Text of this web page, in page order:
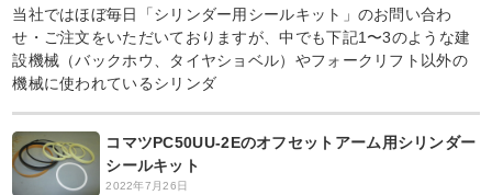
当社ではほぼ毎日「シリンダー用シールキット」のお問い合わ
せ・ご注文をいただいておりますが、中でも下記1〜3のような建
設機械（バックホウ、タイヤショベル）やフォークリフト以外の
機械に使われているシリンダ
コマツPC50UU-2Eのオフセットアーム用シリンダー
シールキット
2022年7月26日